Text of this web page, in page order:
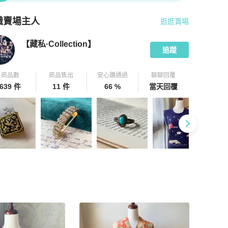
賣場主人
拍拍圈嚴選賣家 介紹
逛逛賣場
【藏私·Collection】
追蹤
商品數
件
商品售出
11 件
安心購通過
66 %
聊聊回覆
當天回覆